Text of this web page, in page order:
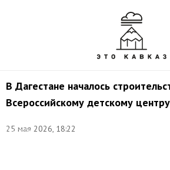
В Дагестане началось
Всероссийскому детскому
25 мая 2026, 18:22
соцсети